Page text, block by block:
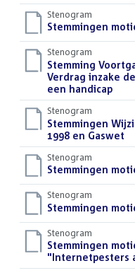
Stenogram
Download
bestand:
Stemmingen
Stenogram
Download
bestand:
Stemming
Verdrag inzake
een handicap()
Stenogram
Download
bestand:
Stemmingen
1998 en Gaswet
Stenogram
Download
bestand:
Stemmingen
Stenogram
Download
bestand:
Stemmingen
Stenogram
Download
bestand:
Stemmingen
"Internetpesters